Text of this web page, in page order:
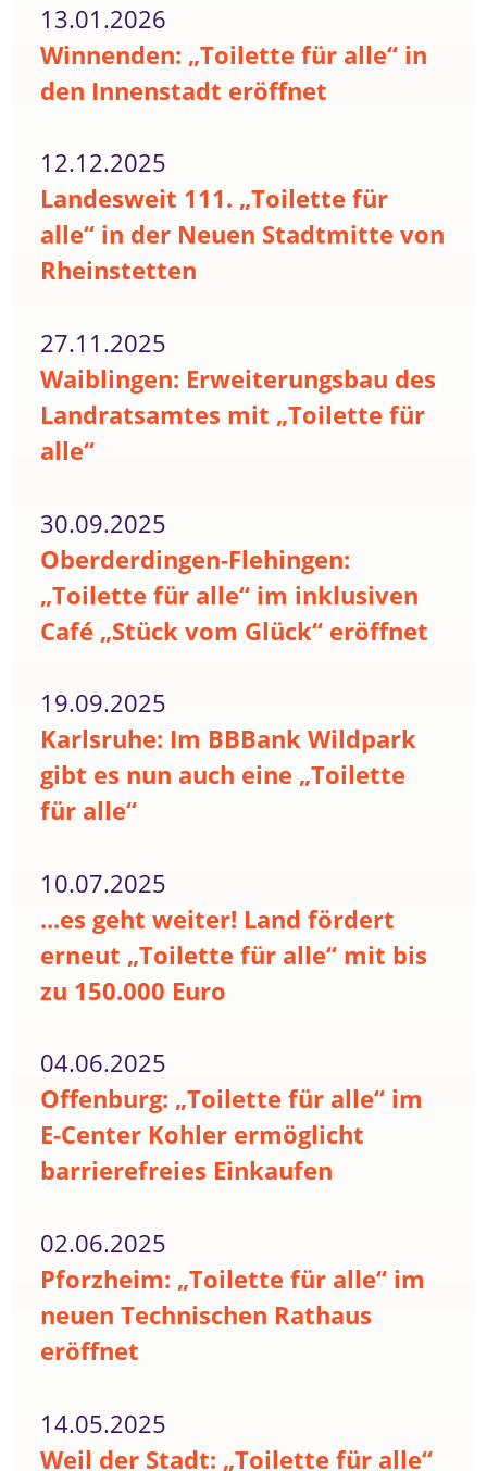
13.01.2026
Winnenden: „Toilette für alle“ in
den Innenstadt eröffnet
12.12.2025
Landesweit 111. „Toilette für
alle“ in der Neuen Stadtmitte von
Rheinstetten
27.11.2025
Waiblingen: Erweiterungsbau des
Landratsamtes mit „Toilette für
alle“
30.09.2025
Oberderdingen-Flehingen:
„Toilette für alle“ im inklusiven
Café „Stück vom Glück“ eröffnet
19.09.2025
Karlsruhe: Im BBBank Wildpark
gibt es nun auch eine „Toilette
für alle“
10.07.2025
...es geht weiter! Land fördert
erneut „Toilette für alle“ mit bis
zu 150.000 Euro
04.06.2025
Offenburg: „Toilette für alle“ im
E-Center Kohler ermöglicht
barrierefreies Einkaufen
02.06.2025
Pforzheim: „Toilette für alle“ im
neuen Technischen Rathaus
eröffnet
14.05.2025
Weil der Stadt: „Toilette für alle“